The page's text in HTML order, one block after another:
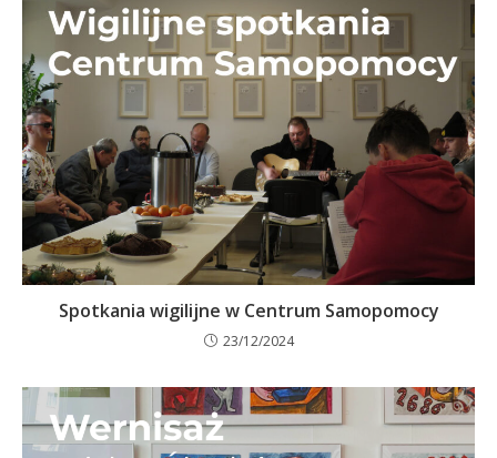
Spotkania wigilijne w Centrum Samopomocy
23/12/2024